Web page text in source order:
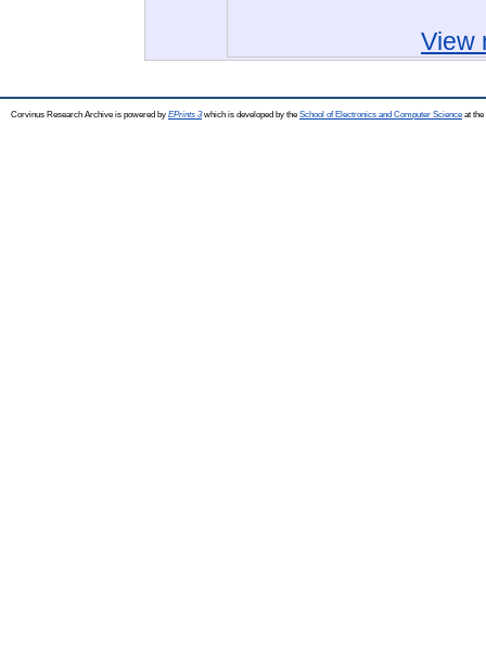
View
Corvinus Research Archive is powered by EPrints 3which is developed by the School of Electronics and Computer Science at